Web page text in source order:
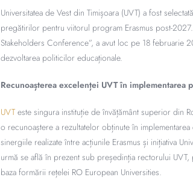
Universitatea de Vest din Timișoara (UVT) a fost
pregătirilor pentru viitorul program Erasmus post-
Stakeholders Conference”, a avut loc pe 18 februarie
dezvoltarea politicilor educaționale.
Recunoașterea excelenței UVT în implementarea
UVT este singura instituție de învățământ superior din
o recunoaștere a rezultatelor obținute în
sinergiile realizate între acțiunile Erasmus și inițiativa
urmă se află în prezent sub președinția rectorului
baza formării rețelei RO European Universities.